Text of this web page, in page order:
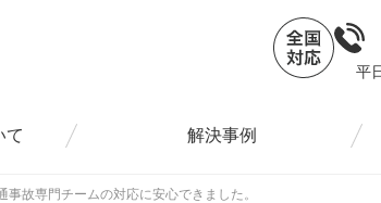
平
て 解決事例
事故専門チームの対応に安心できました。